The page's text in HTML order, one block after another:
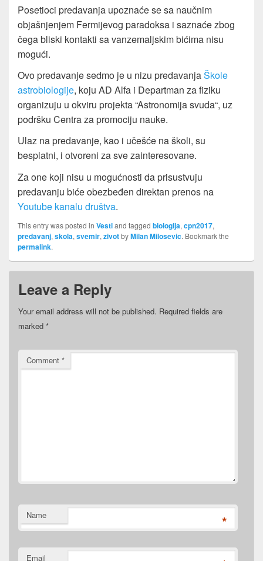
Posetioci predavanja upoznaće se sa naučnim
objašnjenjem Fermijevog paradoksa i saznaće zbog
čega bliski kontakti sa vanzemaljskim bićima nisu
mogući.
Ovo predavanje sedmo je u nizu predavanjaŠkole
astrobiologije, koju AD Alfa i Departman za fiziku
organizuju u okviru projekta “Astronomija svuda“, uz
podršku Centra za promociju nauke.
Ulaz na predavanje, kao i učešće na školi, su
besplatni, i otvoreni za sve zainteresovane.
Za one koji nisu u mogućnosti da prisustvuju
predavanju biće obezbeđen direktan prenos na
Youtube kanalu društva.
This entry was posted in Vestiand tagged biologija, cpn2017,
predavanj, skola, svemir, zivotbyMilan Milosevic. Bookmark the
permalink.
Leave a Reply
Your email address will not be published. Required fields are
marked *
Comment *
Name *
Email